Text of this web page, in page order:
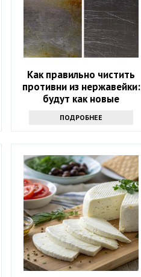
Как правильно чистить
противни из нержавейки:
будут как новые
ПОДРОБНЕЕ